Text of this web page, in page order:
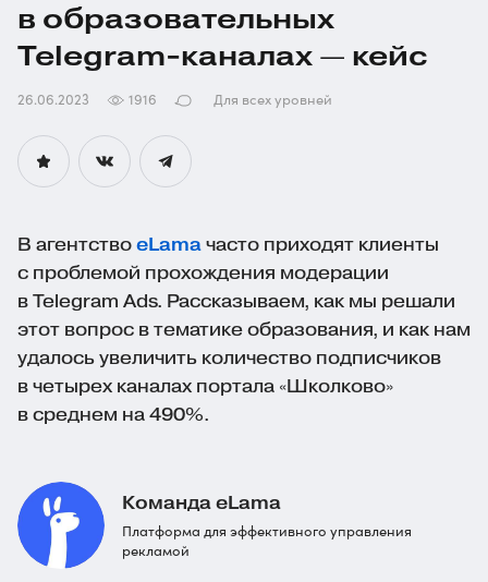
в образовательных
Telegram-каналах — кейс
26.06.2023 1916 Для всех уровней
В агентство eLama часто приходят клиенты
с проблемой прохождения модерации
в Telegram Ads. Рассказываем, как мы решали
этот вопрос в тематике образования, и как нам
удалось увеличить количество подписчиков
в четырех каналах портала «Школково»
в среднем на 490%.
Команда eLama
Платформа для эффективного управления
рекламой